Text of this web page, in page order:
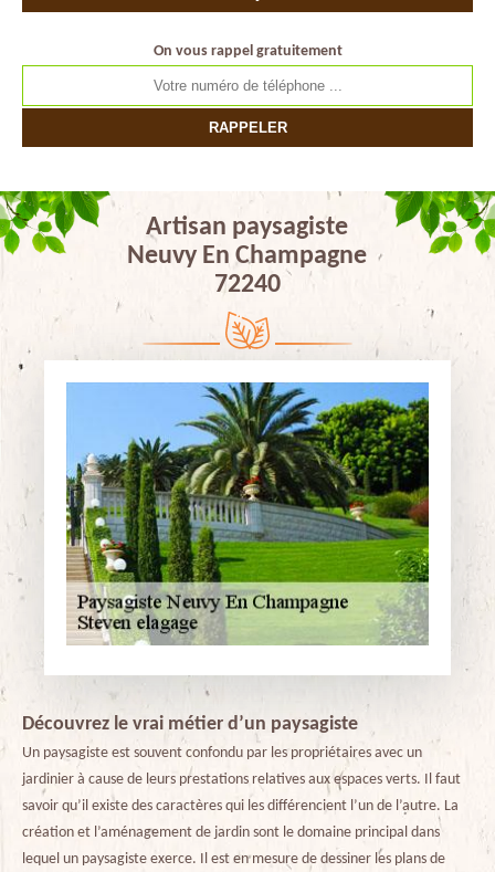
On vous rappel gratuitement
Artisan paysagiste
Neuvy En Champagne
72240
Découvrez le vrai métier d’un paysagiste
Un paysagiste est souvent confondu par les propriétaires avec un
jardinier à cause de leurs prestations relatives aux espaces verts. Il faut
savoir qu’il existe des caractères qui les différencient l’un de l’autre. La
création et l’aménagement de jardin sont le domaine principal dans
lequel un paysagiste exerce. Il est en mesure de dessiner les plans de